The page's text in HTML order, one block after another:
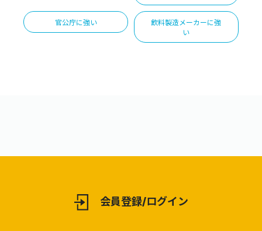
官公庁に強い
飲料製造メーカーに強
い
会員登録/ログイン